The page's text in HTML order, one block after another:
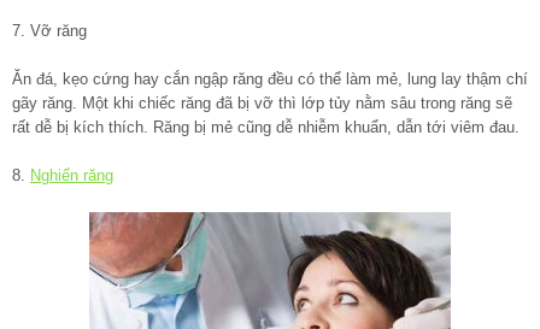
7. Vỡ răng
Ăn đá, kẹo cứng hay cắn ngập răng đều có thể làm mẻ, lung lay thậm chí
gãy răng. Một khi chiếc răng đã bị vỡ thì lớp tủy nằm sâu trong răng sẽ
rất dễ bị kích thích. Răng bị mẻ cũng dễ nhiễm khuẩn, dẫn tới viêm đau.
8. Nghiến răng